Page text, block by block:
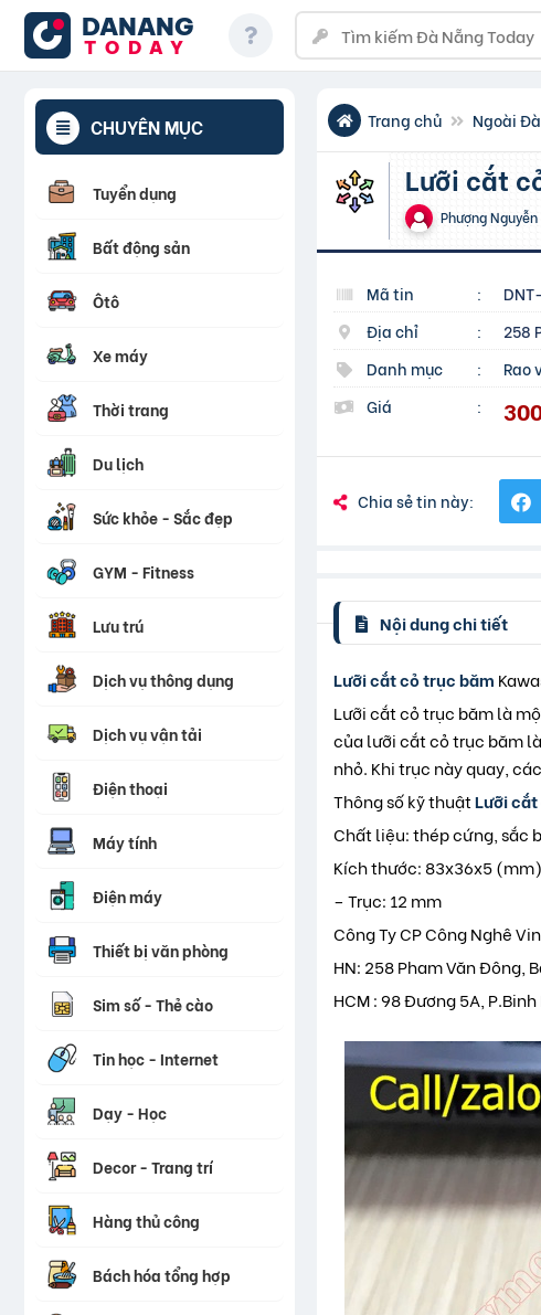
DANANG
TODAY
CHUYÊN MỤC
Tuyển dụng
Bất động sản
Ôtô
Xe máy
Thời trang
Du lịch
Sức khỏe - Sắc đẹp
GYM - Fitness
Lưu trú
Dịch vụ thông dụng
Dịch vụ vận tải
Điện thoại
Máy tính
Điện máy
Thiết bị văn phòng
Sim số - Thẻ cào
Tin học - Internet
Dạy - Học
Decor - Trang trí
Hàng thủ công
Bách hóa tổng hợp
Trang chủ Ngoài
Lưỡi cắt
Phượng Nguyễn
Mã tin :
Địa chỉ
:
258
Danh mục
: Rao
Giá
:
Chia sẻ tin này:
Nội dung chi tiết
Lưỡi cắt cỏ trục băm
Lưỡi cắt cỏ trục băm là
của lưỡi cắt cỏ trục băm
nhỏ. Khi trục này quay,
Thông số kỹ thuậtLưỡi
Chất liệu: thép cứng, sắc
Kích thước: 83x36x5 (mm)
– Trục: 12 mm
Công Ty CP Công Nghê
HN: 258 Pham Văn Đông,
HCM : 98 Đương 5A,